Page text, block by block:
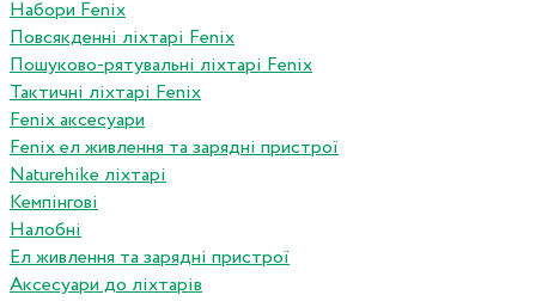
Набори Fenix
Повсякденні ліхтарі Fenix
Пошуково-рятувальні ліхтарі Fenix
Тактичні ліхтарі Fenix
Fenix аксесуари
Fenix ел живлення та зарядні пристрої
Naturehike ліхтарі
Кемпінгові
Налобні
Ел живлення та зарядні пристрої
Аксесуари до ліхтарів